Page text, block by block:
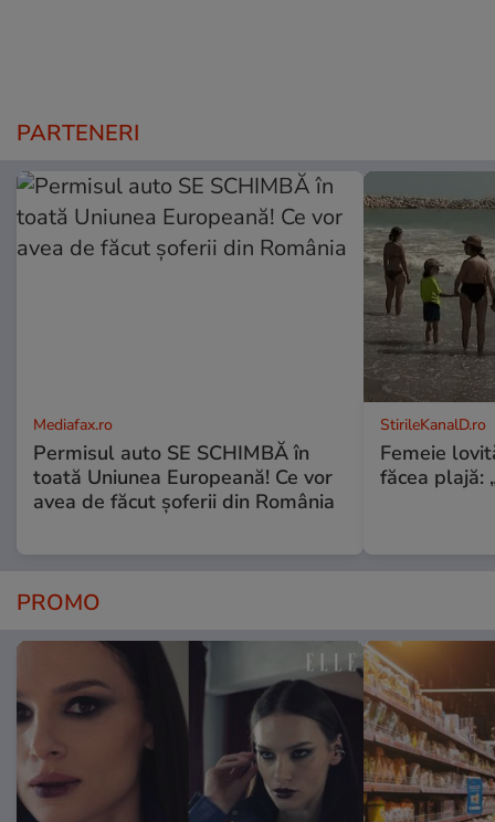
PARTENERI
Mediafax.ro
Permisul auto SE SCHIMBĂ în
toată Uniunea Europeană! Ce vor
avea de făcut șoferii din România
StirileKanalD.ro
Femeie
făcea plajă:
PROMO